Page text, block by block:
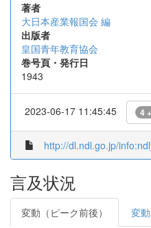
著者
大日本産業報国会 編
出版者
皇国青年教育協会
巻号頁・発行日
1943
2023-06-17 11:45:45 4
http://dl.ndl.go.jp/
言及状況
変動（ピーク前後） 変動